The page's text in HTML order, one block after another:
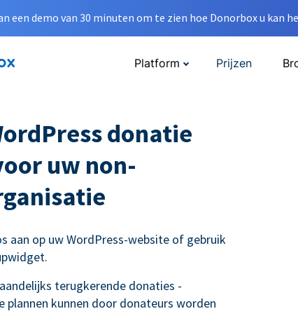
een demo van 30 minuten om te zien hoe Donorbox u kan
Platform Prijzen
donatie
uw non-
aan op uw WordPress-website of gebruik
terugkerende donaties -
plannen kunnen door donateurs worden